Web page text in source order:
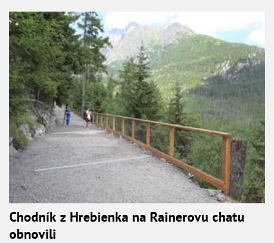
Chodník z Hrebienka na Rainerovu chatu
obnovili